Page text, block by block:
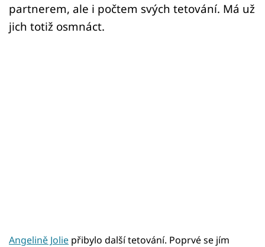
Sledujte nás
partnerem, ale i počtem svých tetování. Má už
jich totiž osmnáct.
Angelině Jolie přibylo další tetování. Poprvé se jím